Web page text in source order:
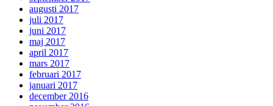
augusti 2017
juli 2017
juni 2017
maj 2017
april 2017
mars 2017
februari 2017
januari 2017
december 2016